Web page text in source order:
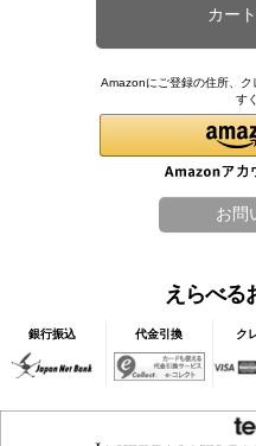
Amazonにご登録の住所、
す
えらべる
銀行振込 代金引換 ク